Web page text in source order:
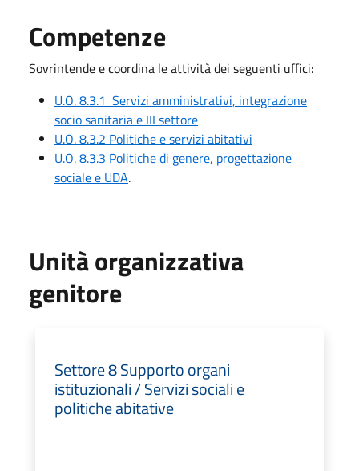
Competenze
Sovrintende e coordina le attività dei seguenti uffici:
U.O. 8.3.1 Servizi amministrativi, integrazione
socio sanitaria e III settore
U.O. 8.3.2 Politiche e servizi abitativi
U.O. 8.3.3 Politiche di genere, progettazione
sociale e UDA.
Unità organizzativa
genitore
Settore 8 Supporto organi
istituzionali / Servizi sociali e
politiche abitative